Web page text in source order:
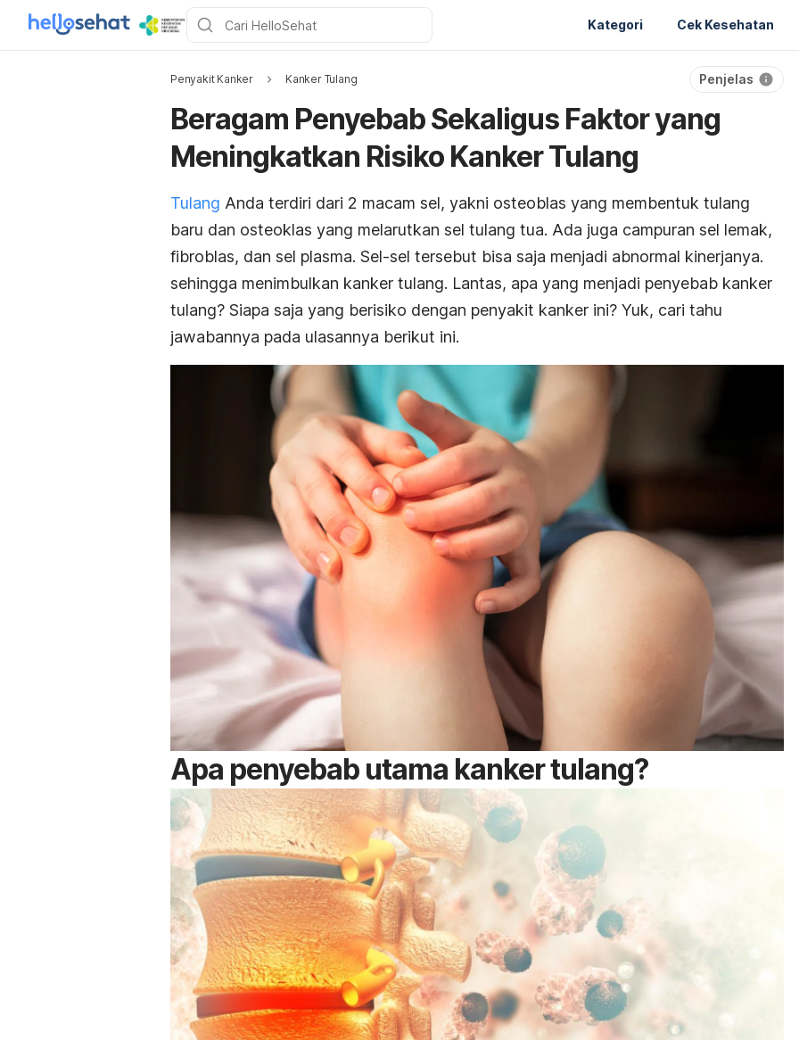
Kategori Cek Kesehatan
Penyakit Kanker Kanker Tulang Penjelas
Beragam Penyebab Sekaligus Faktor yang
Meningkatkan Risiko Kanker Tulang
Tulang Anda terdiri dari 2 macam sel, yakni osteoblas yang membentuk tulang
baru dan osteoklas yang melarutkan sel tulang tua. Ada juga campuran sel lemak,
fibroblas, dan sel plasma. Sel-sel tersebut bisa saja menjadi abnormal kinerjanya.
sehingga menimbulkan kanker tulang. Lantas, apa yang menjadi penyebab kanker
tulang? Siapa saja yang berisiko dengan penyakit kanker ini? Yuk, cari tahu
jawabannya pada ulasannya berikut ini.
Apa penyebab utama kanker tulang?